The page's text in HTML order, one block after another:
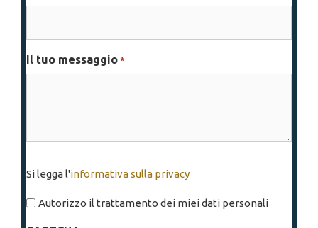
Il tuo messaggio *
legga
l'informativa
Si legga l'informativa sulla privacy
Autorizzo il trattamento dei miei dati personali